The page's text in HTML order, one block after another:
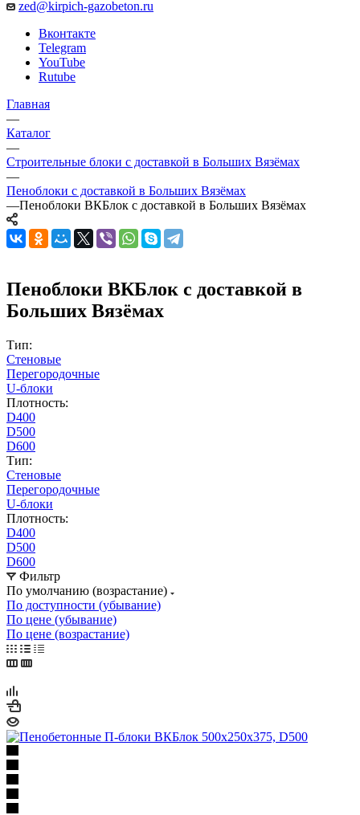
zed@kirpich-gazobeton.ru
Вконтакте
Telegram
YouTube
Rutube
Главная
—
Каталог
—
Строительные блоки с доставкой в Больших Вязёмах
—
Пеноблоки с доставкой в Больших Вязёмах
—Пеноблоки ВКБлок с доставкой в Больших Вязёмах
Пеноблоки ВКБлок с доставкой в
Больших Вязёмах
Тип:
Стеновые
Перегородочные
U-блоки
Плотность:
D400
D500
D600
Тип:
Стеновые
Перегородочные
U-блоки
Плотность:
D400
D500
D600
Фильтр
По умолчанию (возрастание)
По доступности (убывание)
По цене (убывание)
По цене (возрастание)